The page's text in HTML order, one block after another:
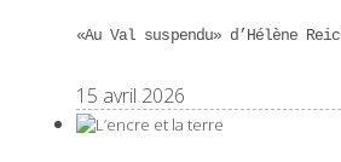
«Au Val suspendu» d’Hélène
15 avril 2026